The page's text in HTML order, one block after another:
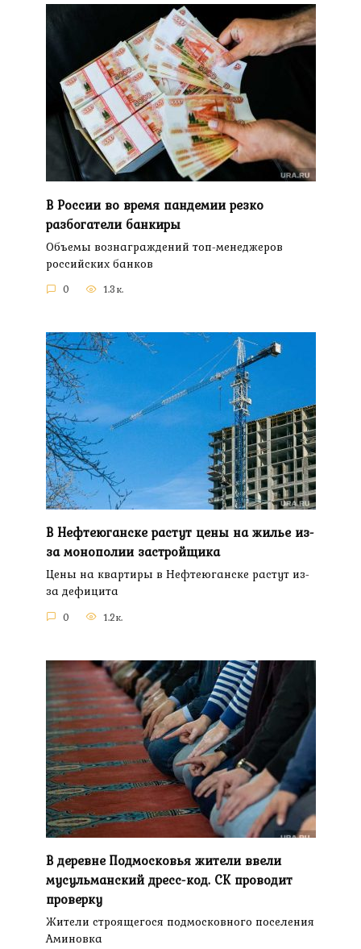
В России во время пандемии резко
разбогатели банкиры
Объемы вознаграждений топ-менеджеров
российских банков
0 1.3к.
В Нефтеюганске растут цены на жилье из-
за монополии застройщика
Цены на квартиры в Нефтеюганске растут из-
за дефицита
0 1.2к.
В деревне Подмосковья жители ввели
мусульманский дресс-код. СК проводит
проверку
Жители строящегося подмосковного поселения
Аминовка